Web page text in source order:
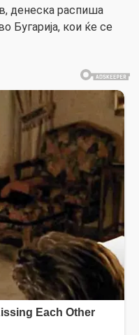
денеска распиша
Бугарија, кои ќе се